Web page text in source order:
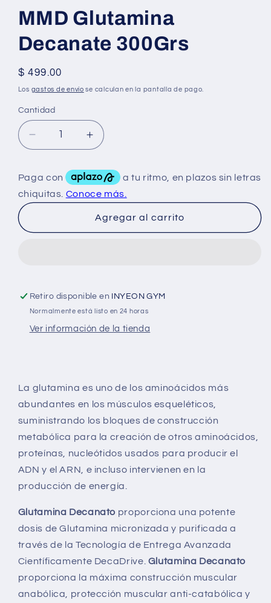
MMD Glutamina
Decanate 300Grs
Precio
habitual
$ 499.00
Los gastos de envío se calculan en la pantalla de pago.
Cantidad
Reducir
cantidad
MMD
Glutamina
Decanate
Aumentar
cantidad
para
MMD
Glutamina
Decanate
300Grs
Agregar al carrito
Retiro disponible en INYEON GYM
Normalmente está listo en 24 horas
Ver información de la tienda
La glutamina es uno de los aminoácidos más
abundantes en los músculos esqueléticos,
suministrando los bloques de construcción
metabólica para la creación de otros aminoácidos,
proteínas, nucleótidos usados para producir el
ADN y el ARN, e incluso intervienen en la
producción de energía.
Glutamina Decanato proporciona una potente
dosis de Glutamina micronizada y purificada a
través de la Tecnología de Entrega Avanzada
Científicamente DecaDrive. Glutamina Decanato
proporciona la máxima construcción muscular
anabólica, protección muscular anti-catabólica y